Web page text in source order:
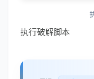
执行破解脚本